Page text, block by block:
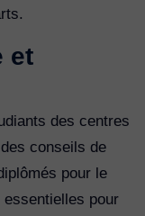
et
des centres
conseils de
pour le
pour